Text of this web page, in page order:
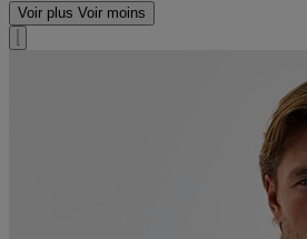
Voir plus Voir moins